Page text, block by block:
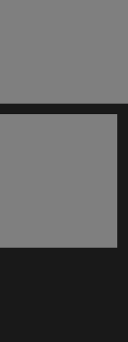
nueva ventana)